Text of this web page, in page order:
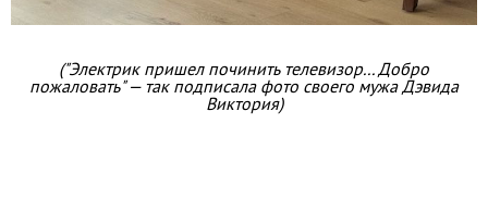
("Электрик пришел починить телевизор... Добро
пожаловать" — так подписала фото своего мужа Дэвида
Виктория)